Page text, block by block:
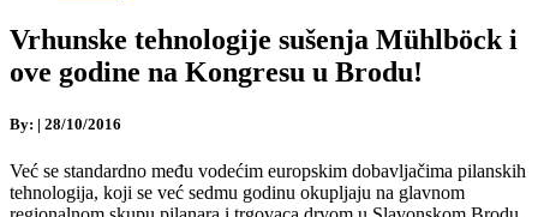
Vrhunske tehnologije sušenja Mühlböck i
ove godine na Kongresu u Brodu!
By: | 28/10/2016
Već se standardno među vodećim europskim dobavljačima pilanskih
tehnologija, koji se već sedmu godinu okupljaju na glavnom